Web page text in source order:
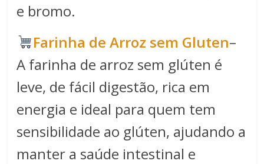
e bromo.
Farinha de Arroz sem Gluten–
A farinha de arroz sem glúten é
leve, de fácil digestão, rica em
energia e ideal para quem tem
sensibilidade ao glúten, ajudando a
manter a saúde intestinal e